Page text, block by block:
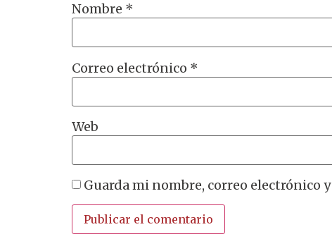
Nombre *
Correo electrónico *
Web
Guarda mi nombre, correo electrónico